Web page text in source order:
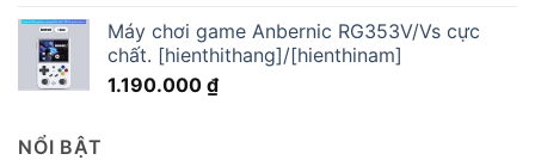
Máy chơi game Anbernic RG353V/Vs cực
chất. [hienthithang]/[hienthinam]
1.190.000 ₫
NỔI BẬT